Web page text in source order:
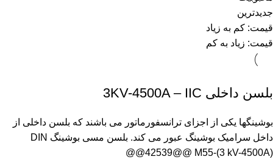
جدیدترین
قیمت: کم به زیاد
قیمت: زیاد به کم
بلسن داخلی 3KV-4500A – IIC
بوشینگها یکی از اجزای ترانسفورماتور می باشند که بلسن داخلی از
داخل سرامیک بوشینگ عبور می کند. بلسن مسی بوشینگ DIN
42539@@ M55-(3 kV-4500A)@@